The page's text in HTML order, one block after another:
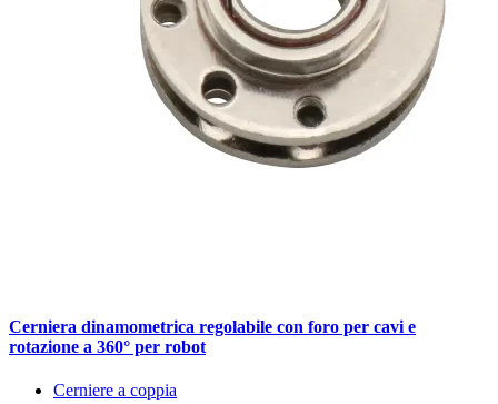
Cerniera dinamometrica regolabile con foro per cavi e
rotazione a 360° per robot
Cerniere a coppia